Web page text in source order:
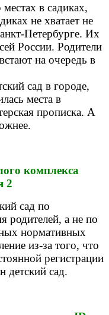
в садиках,
не хватает не
Петербурге. Их
России. Родители
на очередь в
сад в городе,
места в
прописка. А
комплекса
2
сад по
родителей, а не по
нормативных
из-за того, что
регистрации
детский сад.